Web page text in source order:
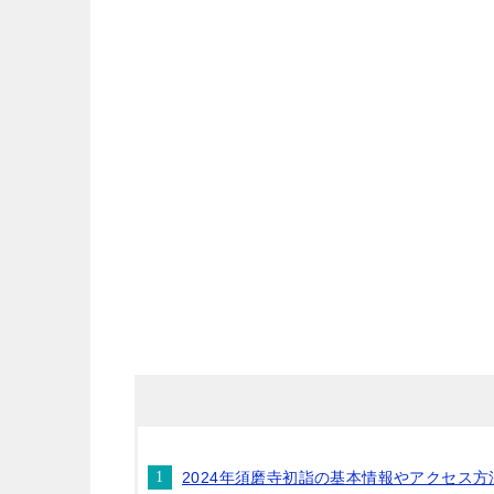
2024年須磨寺初詣の基本情報やアクセス方